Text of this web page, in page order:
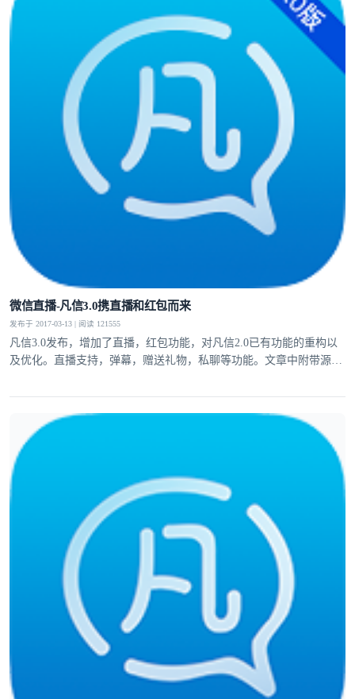
微信直播-凡信3.0携直播和红包而来
发布于 2017-03-13 | 阅读 121555
凡信3.0发布，增加了直播，红包功能，对凡信2.0已有功能的重构以
及优化。直播支持，弹幕，赠送礼物，私聊等功能。文章中附带源